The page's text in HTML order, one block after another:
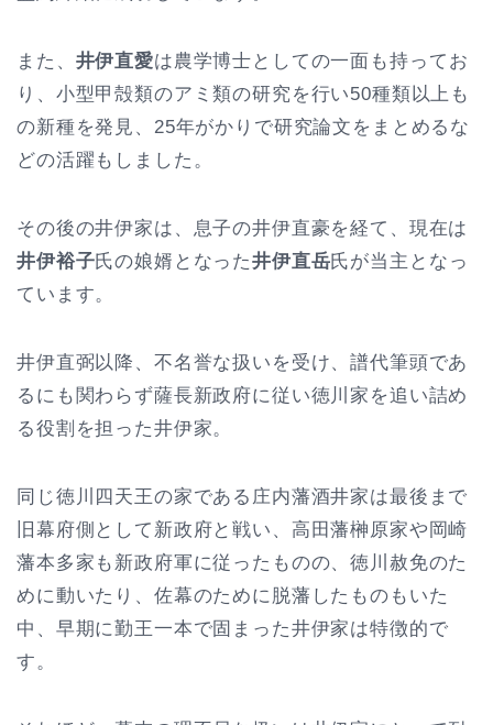
また、 井伊直愛は農学博士としての一面も持ってお
り、小型甲殻類のアミ類の研究を行い50種類以上も
の新種を発見、25年がかりで研究論文をまとめるな
どの活躍もしました。
その後の井伊家は、息子の井伊直豪を経て、現在は
井伊裕子氏の娘婿となった井伊直岳氏が当主となっ
ています。
井伊直弼以降、不名誉な扱いを受け、譜代筆頭であ
るにも関わらず薩長新政府に従い徳川家を追い詰め
る役割を担った井伊家。
同じ徳川四天王の家である庄内藩酒井家は最後まで
旧幕府側として新政府と戦い、高田藩榊原家や岡崎
藩本多家も新政府軍に従ったものの、徳川赦免のた
めに動いたり、佐幕のために脱藩したものもいた
中、早期に勤王一本で固まった井伊家は特徴的で
す。